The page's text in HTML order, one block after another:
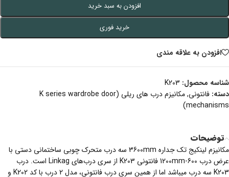
افزودن به سبد خرید
خرید فوری
افزودن به علاقه مندی
شناسه محصول: K203
دسته: فانتونی,
مکانیزم درب های ریلی (K series wardrobe door
mechanisms)
توضیحات
مکانیزم لینکیج تک جداره 3600mm سه درب متحرک چوبی ساختمانی دستی با
عرض درب 600-1200mm فانتونی K203 از سری درب‌های Linkag است. درب
K203 سه درب میباشد اما از همین سری درب فانتونی، مدل 2 درب با کد K202 و